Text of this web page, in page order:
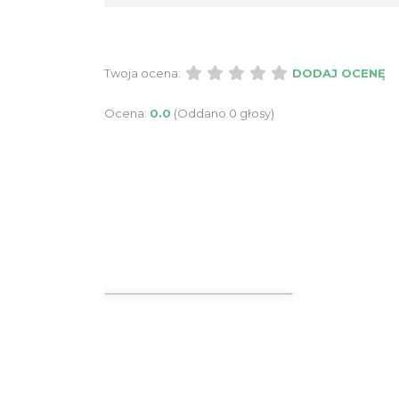
Twoja ocena: DODAJ OCENĘ
Ocena: 0.0 (Oddano 0 głosy)